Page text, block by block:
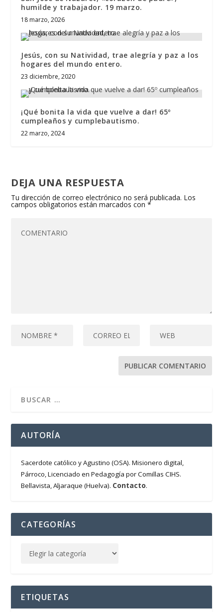
humilde y trabajador. 19 marzo.
18 marzo, 2026
Jesús, con su Natividad, trae alegría y paz a los
hogares del mundo entero.
23 diciembre, 2020
¡Qué bonita la vida que vuelve a dar! 65º
cumpleaños y cumplebautismo.
22 marzo, 2024
DEJA UNA RESPUESTA
Tu dirección de correo electrónico no será publicada. Los
campos obligatorios están marcados con*
AUTORÍA
Sacerdote católico y Agustino (OSA). Misionero digital,
Párroco, Licenciado en Pedagogía por Comillas CIHS.
Bellavista, Aljaraque (Huelva). Contacto.
CATEGORÍAS
ETIQUETAS